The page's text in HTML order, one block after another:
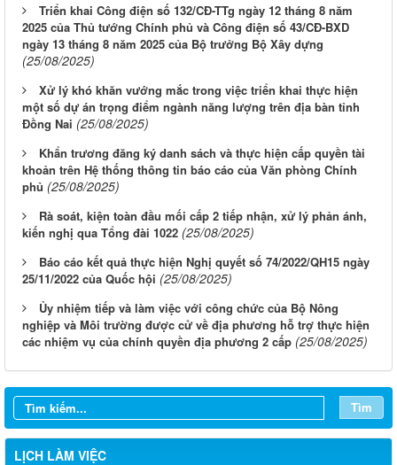
Triển khai Công điện số 132/CĐ-TTg ngày 12 tháng 8 năm
2025 của Thủ tướng Chính phủ và Công điện số 43/CĐ-BXD
ngày 13 tháng 8 năm 2025 của Bộ trưởng Bộ Xây dựng
(25/08/2025)
Xử lý khó khăn vướng mắc trong việc triển khai thực hiện
một số dự án trọng điểm ngành năng lượng trên địa bàn tỉnh
Đồng Nai (25/08/2025)
Khẩn trương đăng ký danh sách và thực hiện cấp quyền tài
khoản trên Hệ thống thông tin báo cáo của Văn phòng Chính
phủ (25/08/2025)
Rà soát, kiện toàn đầu mối cấp 2 tiếp nhận, xử lý phản ánh,
kiến nghị qua Tổng đài 1022 (25/08/2025)
Báo cáo kết quả thực hiện Nghị quyết số 74/2022/QH15 ngày
25/11/2022 của Quốc hội (25/08/2025)
Ủy nhiệm tiếp và làm việc với công chức của Bộ Nông
nghiệp và Môi trường được cử về địa phương hỗ trợ thực hiện
các nhiệm vụ của chính quyền địa phương 2 cấp (25/08/2025)
Tìm
LỊCH LÀM VIỆC
Từ ngày 10/8/2026 đến ngày 16/8/2026
Từ ngày 03/8/2026 đến ngày 09/8/2026
Từ ngày 27/7/2026 đến ngày 02/8/2026
Từ ngày 20/7/2026 đến ngày 26/7/2026